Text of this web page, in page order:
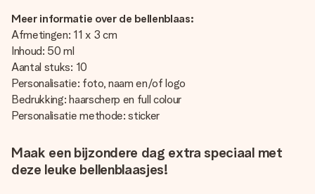
Meer informatie over de bellenblaas:
Afmetingen: 11 x 3 cm
Inhoud: 50 ml
Aantal stuks: 10
Personalisatie: foto, naam en/of logo
Bedrukking: haarscherp en full colour
Personalisatie methode: sticker
Maak een bijzondere dag extra speciaal met
deze leuke bellenblaasjes!